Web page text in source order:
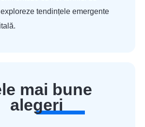
tendințele emergente
mai bune
alegeri